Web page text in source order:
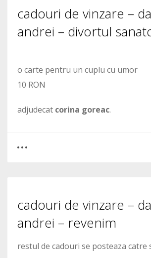
1609
cadouri de vinzare –
andrei – divortul
o carte pentru un cuplu cu umor
10 RON
adjudecat corina goreac.
1900
cadouri de vinzare –
andrei – revenim
restul de cadouri se posteaza catre